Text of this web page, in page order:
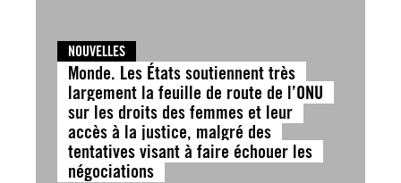
NOUVELLES
Monde. Les États soutiennent très
largement la feuille de route de l’ONU
sur les droits des femmes et leur
accès à la justice, malgré des
tentatives visant à faire échouer les
négociations